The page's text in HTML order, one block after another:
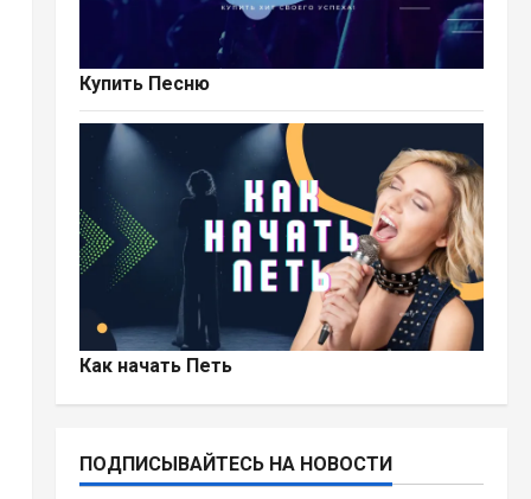
Купить Песню
Как начать Петь
ПОДПИСЫВАЙТЕСЬ НА НОВОСТИ